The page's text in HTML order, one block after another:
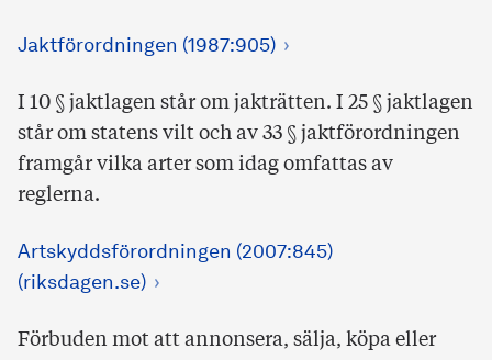
Jaktförordningen (1987:905)
I 10 § jaktlagen står om jakträtten. I 25 § jaktlagen
står om statens vilt och av 33 § jaktförordningen
framgår vilka arter som idag omfattas av
reglerna.
Artskyddsförordningen (2007:845)
(riksdagen.se)
Förbuden mot att annonsera, sälja, köpa eller